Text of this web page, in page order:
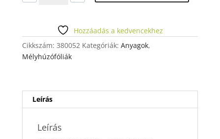
mennyiség Hozzáadás a kedvencekhez
Cikkszám: 380052 Kategóriák: Anyagok,
Mélyhúzófóliák
Leírás
Leírás